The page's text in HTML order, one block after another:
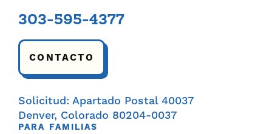
303-595-4377
CONTACTO
Solicitud: Apartado Postal 40037
Denver, Colorado 80204-0037
PARA FAMILIAS